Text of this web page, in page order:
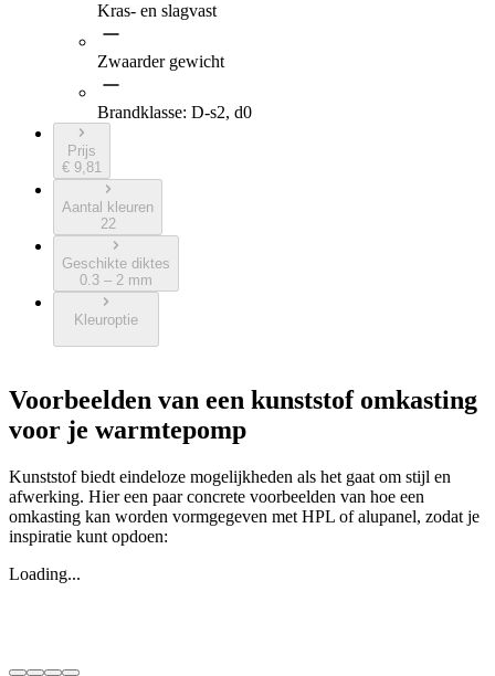
Kras- en slagvast
Zwaarder gewicht
Brandklasse: D-s2, d0
Prijs
€ 9,81
Aantal kleuren
22
Geschikte diktes
0.3 – 2 mm
Kleuroptie
Voorbeelden van een kunststof omkasting
voor je warmtepomp
Kunststof biedt eindeloze mogelijkheden als het gaat om stijl en
afwerking. Hier een paar concrete voorbeelden van hoe een
omkasting kan worden vormgegeven met HPL of alupanel, zodat je
inspiratie kunt opdoen:
Loading...